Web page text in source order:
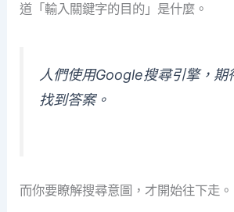
道「輸入關鍵字的目的」是什麼。
人們使用Google搜尋引擎，期
找到答案。
而你要瞭解搜尋意圖，才開始往下走。